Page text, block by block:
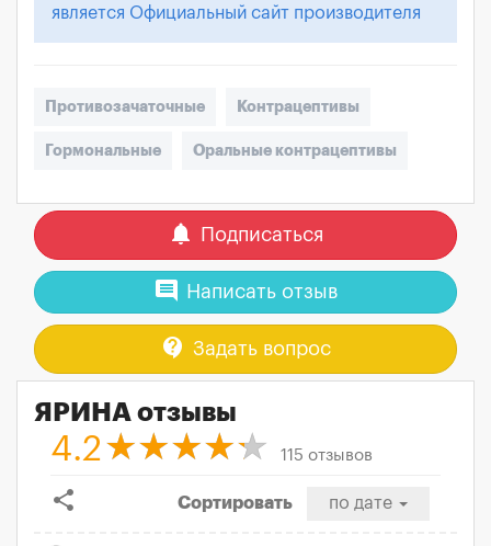
является Официальный сайт производителя
Противозачаточные Контрацептивы
Гормональные Оральные контрацептивы
notifications Подписаться
comment Написать отзыв
contact_support Задать вопрос
ЯРИНА отзывы
4.2 115 отзывов
share Сортировать по дате